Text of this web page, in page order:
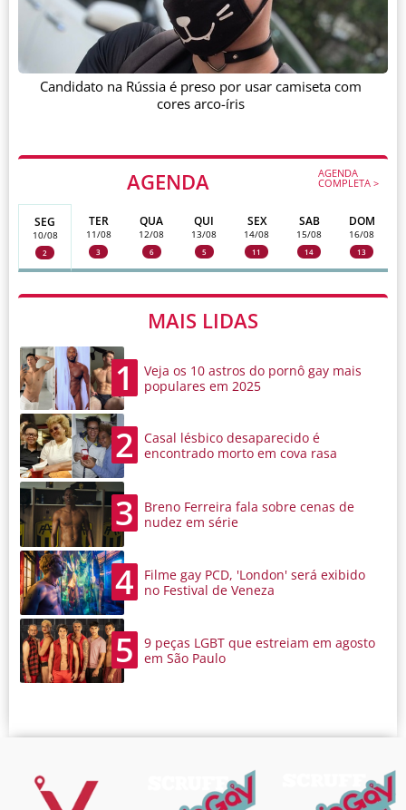
AGENDA AGENDA
COMPLETA >
SEG
10/08
2
TER
11/08
3
QUA
12/08
6
QUI
13/08
5
SEX
14/08
11
SAB
15/08
14
DOM
16/08
13
MAIS LIDAS
1
Veja os 10 astros do pornô gay mais
populares em 2025
2
Casal lésbico desaparecido é
encontrado morto em cova rasa
3
Breno Ferreira fala sobre cenas de
nudez em série
4
Filme gay PCD, 'London' será exibido
no Festival de Veneza
5
9 peças LGBT que estreiam em agosto
em São Paulo
Candidato na Rússia é preso por usar camiseta com
cores arco-íris